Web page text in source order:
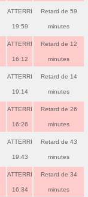
ATTERRI
19:59
Retard de 59
minutes
ATTERRI
16:12
Retard de 12
minutes
ATTERRI
19:14
Retard de 14
minutes
ATTERRI
16:26
Retard de 26
minutes
ATTERRI
19:43
Retard de 43
minutes
ATTERRI
16:34
Retard de 34
minutes